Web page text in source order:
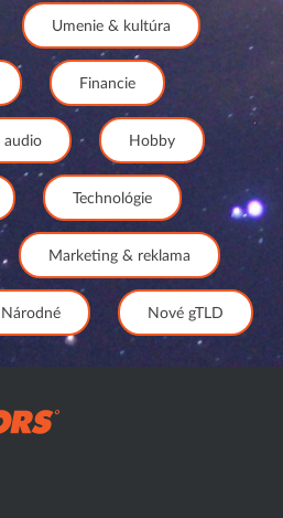
Umenie & kultúra
Financie
audio Hobby
Technológie
Marketing & reklama
Národné Nové gTLD